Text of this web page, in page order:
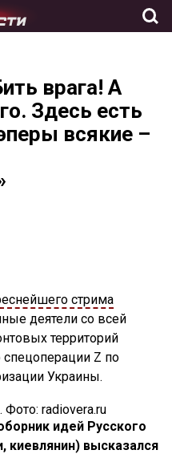
врага! А
Здесь есть
всякие –
стрима
деятели со всей
территорий
Z по
Украины.
radiovera.ru
идей Русского
киевлянин) высказался